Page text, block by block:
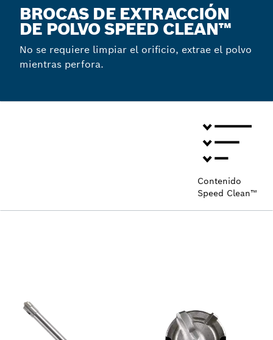
BROCAS DE EXTRACCIÓN
DE POLVO SPEED CLEAN™
No se requiere limpiar el orificio, extrae el polvo
mientras perfora.
Contenido
Speed Clean™